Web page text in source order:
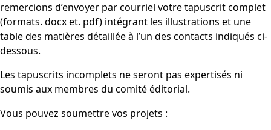
remercions d’envoyer par courriel votre tapuscrit complet
(formats. docx et. pdf) intégrant les illustrations et une
table des matières détaillée à l’un des contacts indiqués ci-
dessous.
Les tapuscrits incomplets ne seront pas expertisés ni
soumis aux membres du comité éditorial.
Vous pouvez soumettre vos projets :